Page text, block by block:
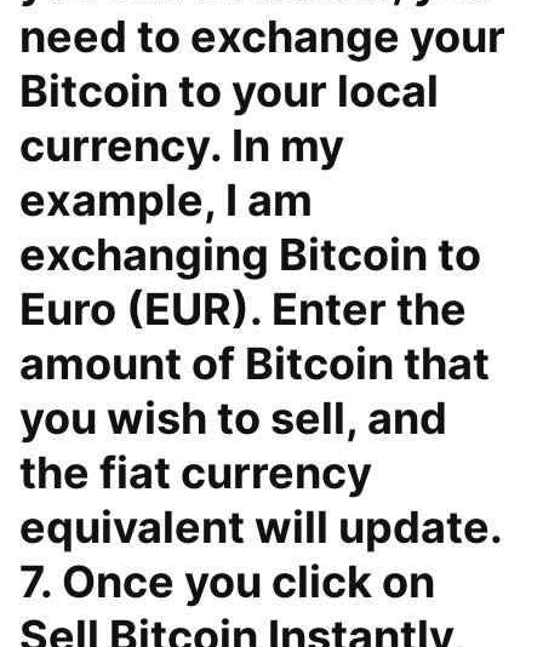
need to exchange your
Bitcoin to your local
currency. In my
example, I am
exchanging Bitcoin to
Euro (EUR). Enter the
amount of Bitcoin that
you wish to sell, and
the fiat currency
equivalent will update.
7. Once you click on
Sell Bitcoin Instantly,